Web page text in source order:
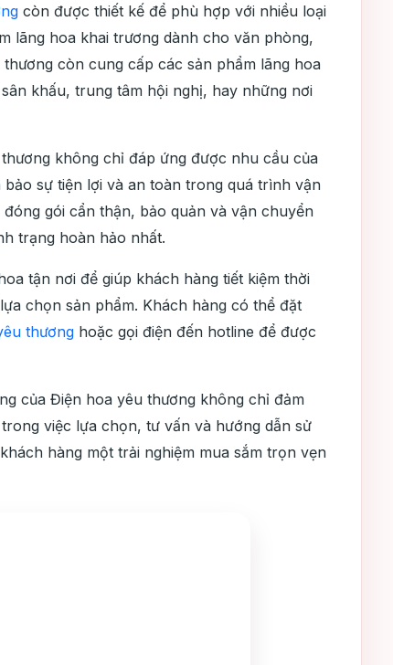
còn được thiết kế để phù hợp với nhiều loại
lãng hoa khai trương dành cho văn phòng,
còn cung cấp các sản phẩm lãng hoa
khấu, trung tâm hội nghị, hay những nơi
không chỉ đáp ứng được nhu cầu của
sự tiện lợi và an toàn trong quá trình vận
gói cẩn thận, bảo quản và vận chuyển
trạng hoàn hảo nhất.
tận nơi để giúp khách hàng tiết kiệm thời
chọn sản phẩm. Khách hàng có thể đặt
thương hoặc gọi điện đến hotline để được
của Điện hoa yêu thương không chỉ đảm
việc lựa chọn, tư vấn và hướng dẫn sử
hàng một trải nghiệm mua sắm trọn vẹn